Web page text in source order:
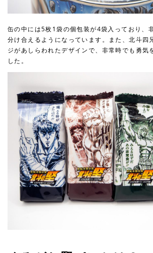
⽸の中には5枚1袋の個包装が4袋⼊っており、
分け合えるようになっています。また、北⽃四
ジがあしらわれたデザインで、⾮常時でも勇気
した。